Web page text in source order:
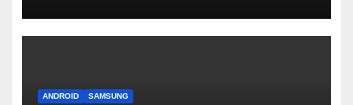
ANDROID SAMSUNG